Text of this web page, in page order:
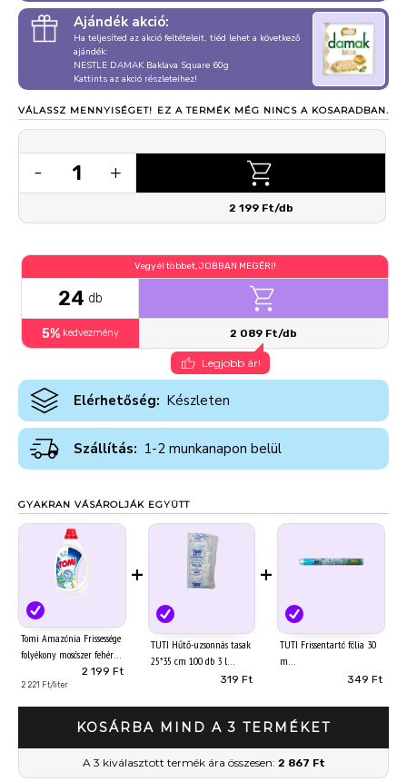
Ajándék akció:
Ha teljesíted az akció feltételeit, tiéd lehet a következő
ajándék:
NESTLE DAMAK Baklava Square 60g
Kattints az akció részleteihez!
VÁLASSZ MENNYISÉGET! EZ A TERMÉK MÉG NINCS A KOSARADBAN.
- 1 +
2 199 Ft/db
Vegyél többet, JOBBAN MEGÉRI!
24 db
5% kedvezmény 2 089 Ft/db
Legjobb ár!
Elérhetőség: Készleten
Szállítás: 1-2 munkanapon belül
GYAKRAN VÁSÁROLJÁK EGYÜTT
Tomi Amazónia Frissessége
folyékony mosószer fehér és
világos ruhákhoz 22 mosás
990 ml
2 199 Ft
2 221 Ft/liter
+
TUTI Hűtő-uzsonnás tasak
25*35 cm 100 db 3 l
319 Ft
+
TUTI Frissentartó fólia 30
m
349 Ft
KOSÁRBA MIND A 3 TERMÉKET
A 3 kiválasztott termék ára összesen: 2 867 Ft